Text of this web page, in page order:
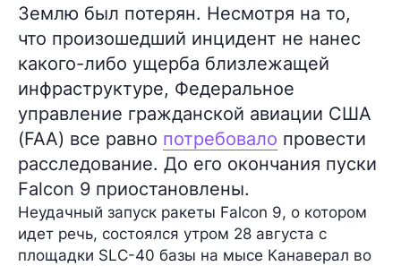
Землю был потерян. Несмотря на то,
что произошедший инцидент не нанес
какого-либо ущерба близлежащей
инфраструктуре, Федеральное
управление гражданской авиации США
(FAA) все равно потребовало провести
расследование. До его окончания пуски
Falcon 9 приостановлены.
Неудачный запуск ракеты Falcon 9, о котором
идет речь, состоялся утром 28 августа с
площадки SLC-40 базы на мысе Канаверал во